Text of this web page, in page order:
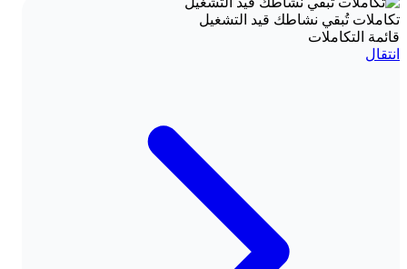
تكاملات تُبقي نشاطك قيد التشغيل
قائمة التكاملات
انتقال